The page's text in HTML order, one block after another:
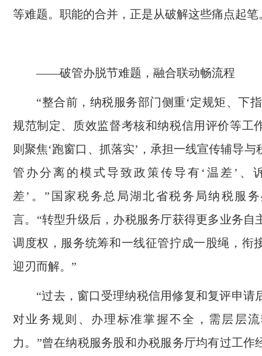
等难题。职能的合并，正是从破解这些痛点起笔
——破管办脱节难题，融合联动畅流程
“整合前，纳税服务部门侧重‘定规矩、下
规范制定、质效监督考核和纳税信用评价等工
则聚焦‘跑窗口、抓落实’，承担一线宣传辅导与
管办分离的模式导致政策传导有‘温差’、
差’。”国家税务总局湖北省税务局纳税服
言。“转型升级后，办税服务厅获得更多业务自
调度权，服务统筹和一线征管拧成一股绳，衔
迎刃而解。”
“过去，窗口受理纳税信用修复和复评申请
对业务规则、办理标准掌握不全，需层层
力。”曾在纳税服务股和办税服务厅均有过工作